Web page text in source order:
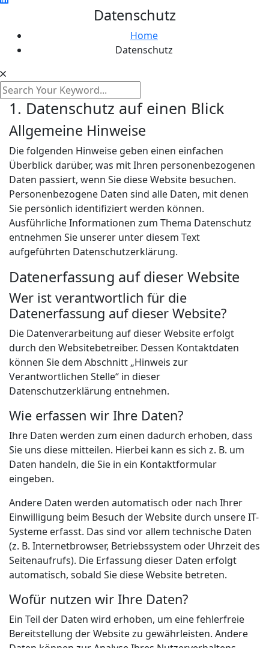
Datenschutz
Home
Datenschutz
1. Datenschutz auf einen Blick
Allgemeine Hinweise
Die folgenden Hinweise geben einen einfachen
Überblick darüber, was mit Ihren personenbezogenen
Daten passiert, wenn Sie diese Website besuchen.
Personenbezogene Daten sind alle Daten, mit denen
Sie persönlich identifiziert werden können.
Ausführliche Informationen zum Thema Datenschutz
entnehmen Sie unserer unter diesem Text
aufgeführten Datenschutzerklärung.
Datenerfassung auf dieser Website
Wer ist verantwortlich für die
Datenerfassung auf dieser Website?
Die Datenverarbeitung auf dieser Website erfolgt
durch den Websitebetreiber. Dessen Kontaktdaten
können Sie dem Abschnitt „Hinweis zur
Verantwortlichen Stelle“ in dieser
Datenschutzerklärung entnehmen.
Wie erfassen wir Ihre Daten?
Ihre Daten werden zum einen dadurch erhoben, dass
Sie uns diese mitteilen. Hierbei kann es sich z. B. um
Daten handeln, die Sie in ein Kontaktformular
eingeben.
Andere Daten werden automatisch oder nach Ihrer
Einwilligung beim Besuch der Website durch unsere IT-
Systeme erfasst. Das sind vor allem technische Daten
(z. B. Internetbrowser, Betriebssystem oder Uhrzeit des
Seitenaufrufs). Die Erfassung dieser Daten erfolgt
automatisch, sobald Sie diese Website betreten.
Wofür nutzen wir Ihre Daten?
Ein Teil der Daten wird erhoben, um eine fehlerfreie
Bereitstellung der Website zu gewährleisten. Andere